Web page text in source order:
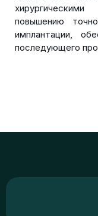
повышению
имплантации,
последующего